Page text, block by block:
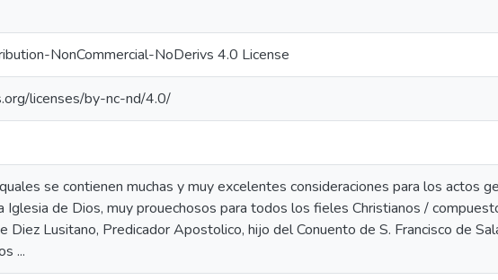
NonCommercial-NoDerivs 4.0 License
licenses/by-nc-nd/4.0/
se contienen muchas y muy excelentes consideraciones para los actos
Iglesia de Dios, muy prouechosos para todos los fieles Christianos /
Diez Lusitano, Predicador Apostolico, hijo del Conuento de S. Francisco de
...